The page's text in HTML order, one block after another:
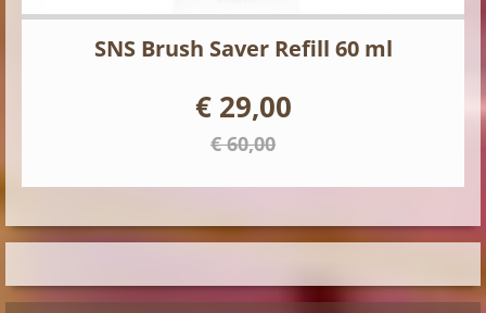
SNS Brush Saver Refill 60 ml
€ 29,00
€ 60,00